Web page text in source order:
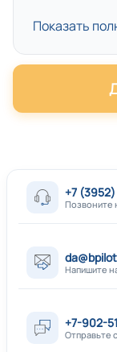
Показать
+7
Позвоните
Напишите
+7-902-
Отправьте